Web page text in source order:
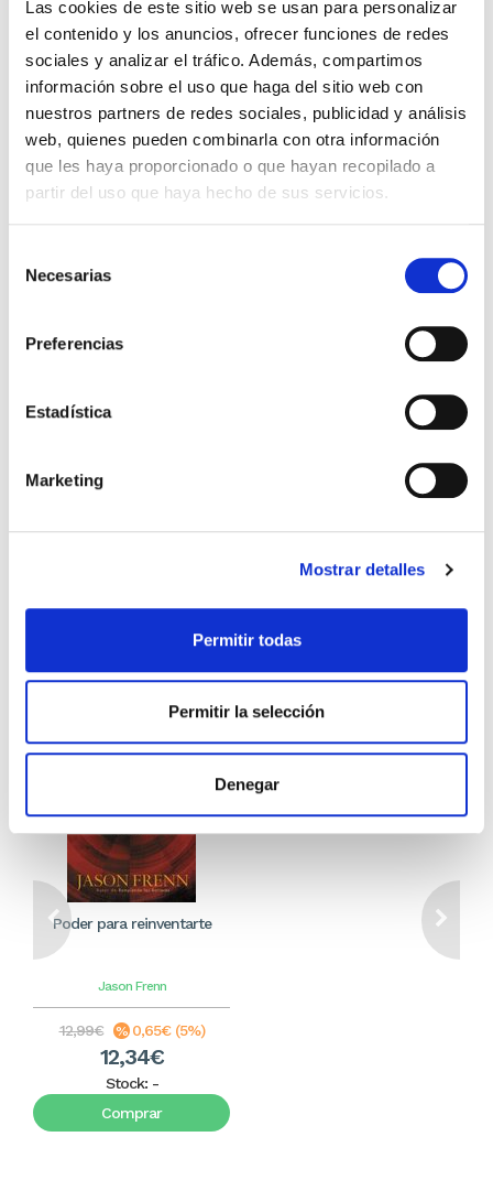
Las cookies de este sitio web se usan para personalizar
el contenido y los anuncios, ofrecer funciones de redes
sociales y analizar el tráfico. Además, compartimos
información sobre el uso que haga del sitio web con
nuestros partners de redes sociales, publicidad y análisis
web, quienes pueden combinarla con otra información
que les haya proporcionado o que hayan recopilado a
partir del uso que haya hecho de sus servicios.
Necesarias
Preferencias
Estadística
Marketing
Mostrar detalles
Permitir todas
Permitir la selección
Denegar
producto, también
compraron
Antes de dar el "sí"
José Luis Martínez
6,64€
Comprar
Comentario del contexto
cultural de la Bíblia - Antiguo
Walton/Matthews/Chavalas
Comprar
Otros títulos del autor
Poder para reinventarte
Jason Frenn
12,99€ 0,65€ (5%)
12,34€
Stock: -
Comprar